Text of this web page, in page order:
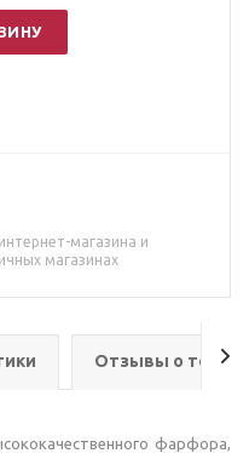
магазина и
магазинах
Отзывы о
фарфора,